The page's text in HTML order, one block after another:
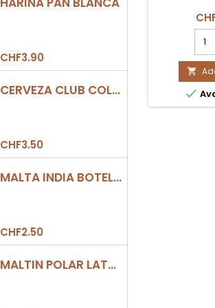
CHF3.90
CERVEZA CLUB COLOMBIA DORADA BOTELLA 330ML
CHF3.50
MALTA INDIA BOTELLA 355ML
CHF2.50
MALTIN POLAR LATA 330ML

